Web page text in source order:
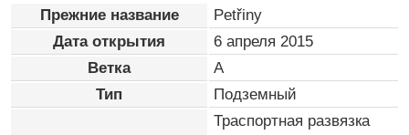
Прежние название
Petřiny
Дата открытия
6 апреля 2015
Ветка
A
Тип
Подземный
Траспортная развязка